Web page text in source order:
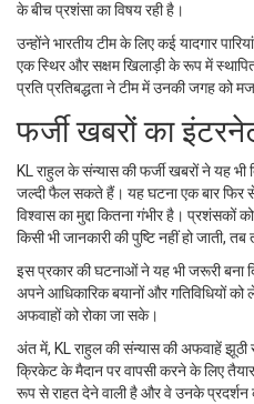
के बीच प्रशंसा का विषय रही है।
उन्होंने भारतीय टीम के लिए कई यादगार
एक स्थिर और सक्षम खिलाड़ी के रूप में
प्रति प्रतिबद्धता ने टीम में उनकी जगह को
फर्जी खबरों का
KL राहुल के संन्यास की फर्जी खबरों ने यह भी
जल्दी फैल सकते हैं। यह घटना एक बार फिर
विश्वास का मुद्दा कितना गंभीर है।
किसी भी जानकारी की पुष्टि नहीं हो जाती,
इस प्रकार की घटनाओं ने यह भी जरूरी बना
अपने आधिकारिक बयानों और गतिविधियों
अफवाहों को रोका जा सके।
अंत में, KL राहुल की संन्यास की अफवाहें
क्रिकेट के मैदान पर वापसी करने के लिए
रूप से राहत देने वाली है और वे उनके